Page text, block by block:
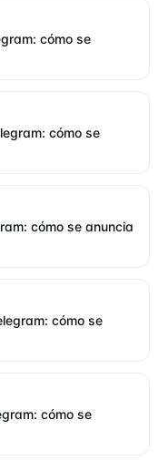
cómo se
cómo se
cómo se anuncia
cómo se
cómo se